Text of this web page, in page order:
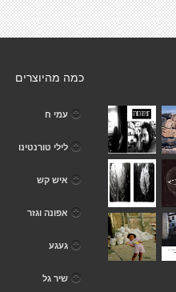
כמה מהיוצרים
עמי ח
לילי טורנטינו
איש קש
אפונה וגזר
געגע
שיר גל